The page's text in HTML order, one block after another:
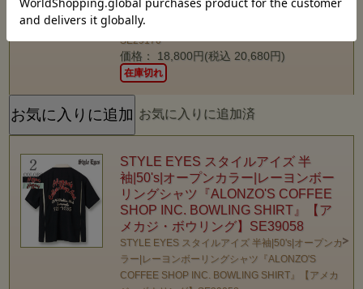
オープンカラー|スポーツシャツ『CORDUROY
SPORTS SHIRT ELVIS DOT』【アメカジ・50's】
SE29170
価格： 18,800円(税込 20,680円)
在庫切れ
お気に入りに追加済
STYLE EYES スタイルアイズ 半
袖|50's|オープンカラー|レーヨンボー
リングシャツ『ALONZO'S COFFEE
SHOP INC. BOWLING SHIRT』【ア
メカジ・ボウリング】SE39058
STYLE EYES スタイルアイズ 半袖|50's|オープンカ
ラー|レーヨンボーリングシャツ『ALONZO'S
COFFEE SHOP INC. BOWLING SHIRT』【アメカ